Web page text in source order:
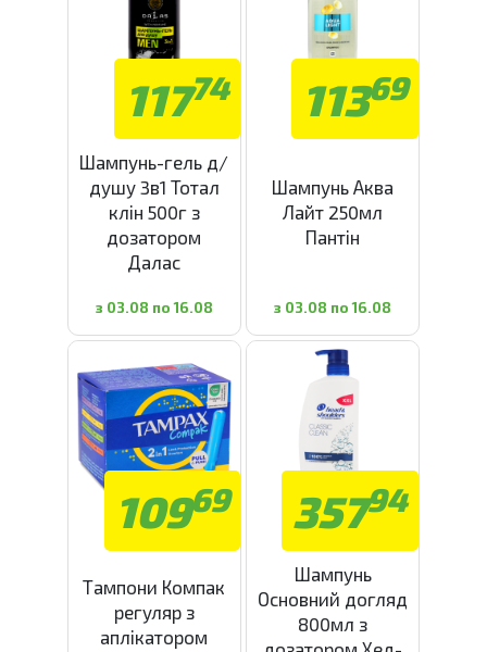
11774
Шампунь-гель д/
душу 3в1 Тотал
клін 500г з
дозатором
Далас
з 03.08 по 16.08
11369
Шампунь Аква
Лайт 250мл
Пантін
з 03.08 по 16.08
10969
Тампони Компак
регуляр з
аплікатором
35794
Шампунь
Основний догляд
800мл з